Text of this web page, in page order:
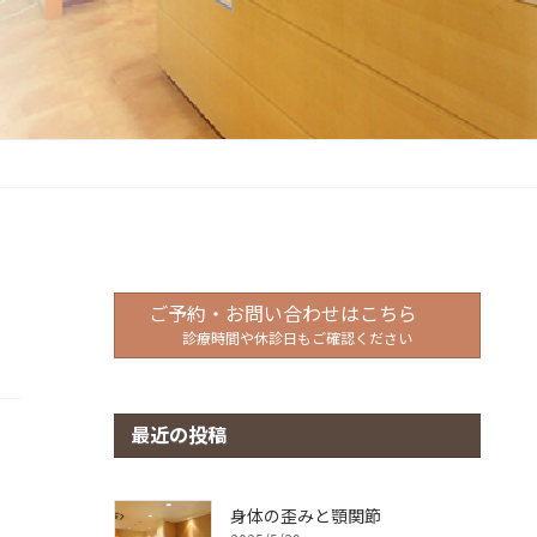
ご予約・お問い合わせはこちら
診療時間や休診日もご確認ください
最近の投稿
身体の歪みと顎関節